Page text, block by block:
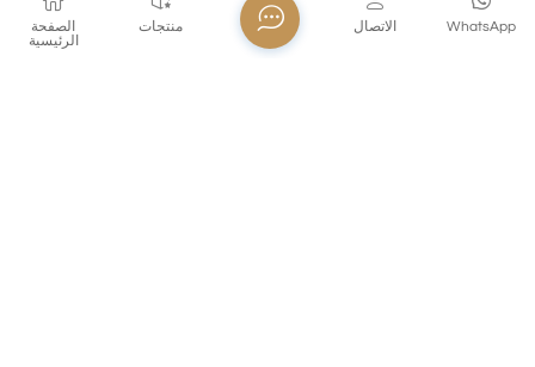
الصفحة
الرئيسية
منتجات WhatsApp الاتصال